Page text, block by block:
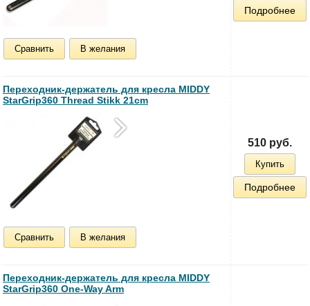
Сравнить В желания
Подробнее
Переходник-держатель для кресла MIDDY
StarGrip360 Thread Stikk 21cm
Сравнить В желания
510 руб.
Купить
Подробнее
Переходник-держатель для кресла MIDDY
StarGrip360 One-Way Arm